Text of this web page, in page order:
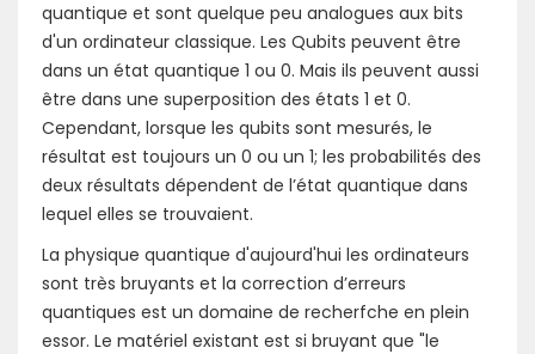
quantique et sont quelque peu analogues aux bits
d'un ordinateur classique. Les Qubits peuvent être
dans un état quantique 1 ou 0. Mais ils peuvent aussi
être dans une superposition des états 1 et 0.
Cependant, lorsque les qubits sont mesurés, le
résultat est toujours un 0 ou un 1; les probabilités des
deux résultats dépendent de l’état quantique dans
lequel elles se trouvaient.
La physique quantique d'aujourd'hui les ordinateurs
sont très bruyants et la correction d’erreurs
quantiques est un domaine de recherfche en plein
essor. Le matériel existant est si bruyant que "le